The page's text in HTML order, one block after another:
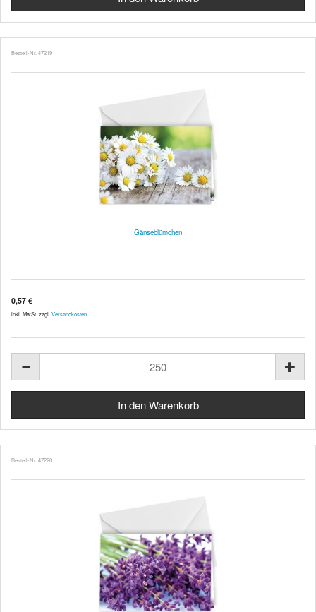
Bestell-Nr. 47219
Gänseblümchen
0,57 €
inkl. MwSt. zzgl. Versandkosten
Bestell-Nr. 47220